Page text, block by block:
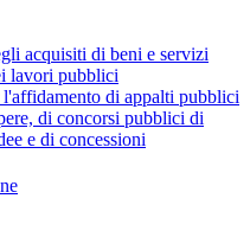
acquisiti di beni e servizi
lavori pubblici
di appalti pubblici
di concorsi pubblici di
e di concessioni